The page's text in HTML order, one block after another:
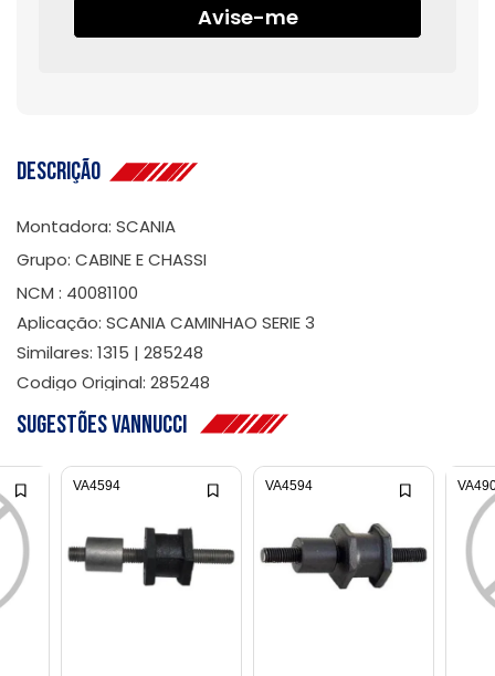
Avise-me
Descrição
Montadora: SCANIA
Grupo: CABINE E CHASSI
NCM : 40081100
Aplicação: SCANIA CAMINHAO SERIE 3
Similares: 1315 | 285248
Codigo Original: 285248
Sugestões Vannucci
VA4594 VA4594